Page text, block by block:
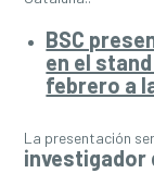
BSC
en el
febrero a
La presentación
investigador